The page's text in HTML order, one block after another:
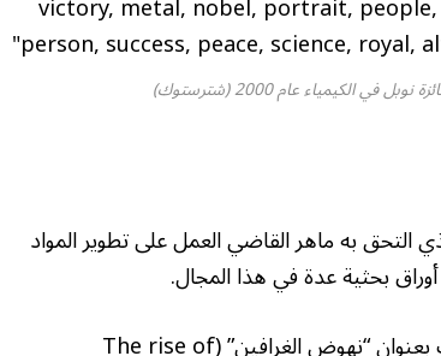
الكيمياء عام 2000 (شترستوك)
التحق به ماهر القاضي العمل على تطوير المواد
بحثية عدة في هذا المجال.
ولعل أبرز الدراسات التي اطلع عليها القاضي كانت بعنوان “نهوض الغرافين” (The rise of